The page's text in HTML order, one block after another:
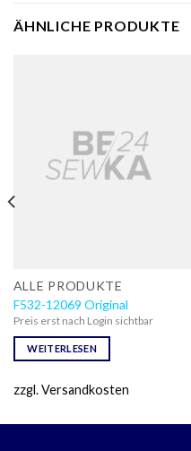
ÄHNLICHE PRODUKTE
ALLE PRODUKTE
F532-12069 Original
Preis erst nach Login sichtbar
WEITERLESEN
zzgl. Versandkosten